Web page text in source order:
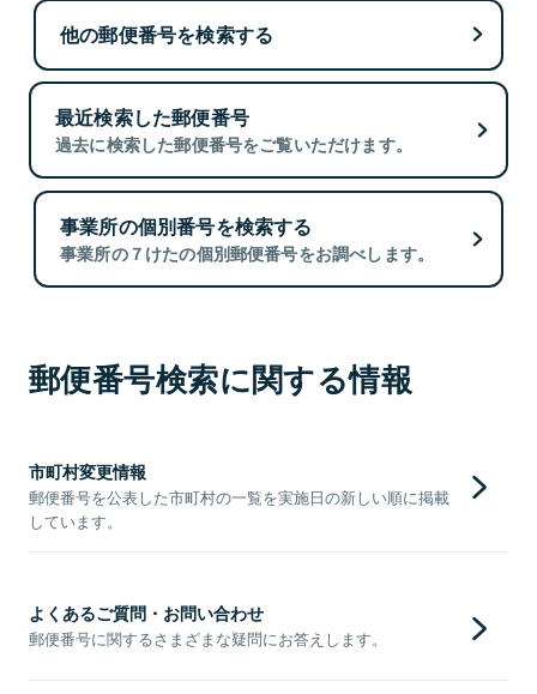
他の郵便番号を検索する
最近検索した郵便番号
過去に検索した郵便番号をご覧いただけます。
事業所の個別番号を検索する
事業所の７けたの個別郵便番号をお調べします。
郵便番号検索に関する情報
市町村変更情報
郵便番号を公表した市町村の一覧を実施日の新しい順に掲載
しています。
よくあるご質問・お問い合わせ
郵便番号に関するさまざまな疑問にお答えします。